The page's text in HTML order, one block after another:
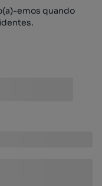
emos quando